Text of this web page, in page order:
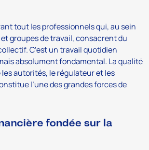
tout les professionnels qui, au sein
groupes de travail, consacrent du
C’est un travail quotidien
absolument fondamental. La qualité
autorités, le régulateur et les
l’une des grandes forces de
fondée sur la